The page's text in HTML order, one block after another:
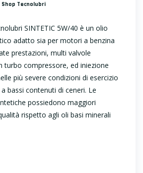
Shop Tecnolubri
SINTETIC 5W/40 è un olio
adatto sia per motori a benzina
prestazioni, multi valvole
turbo compressore, ed iniezione
più severe condizioni di esercizio
bassi contenuti di ceneri. Le
possiedono maggiori
rispetto agli oli basi minerali